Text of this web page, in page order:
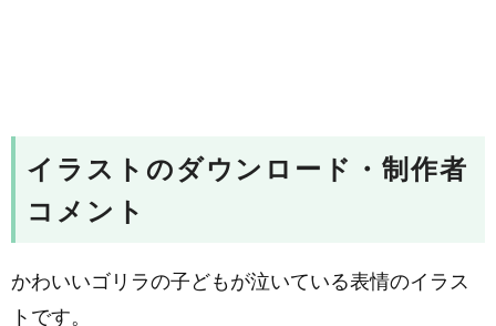
イラストのダウンロード・制作者
コメント
かわいいゴリラの子どもが泣いている表情のイラス
トです。